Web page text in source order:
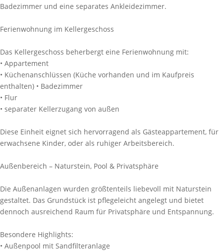
Badezimmer und eine separates Ankleidezimmer.
Ferienwohnung im Kellergeschoss
Das Kellergeschoss beherbergt eine Ferienwohnung mit:
• Appartement
• Küchenanschlüssen (Küche vorhanden und im Kaufpreis
enthalten) • Badezimmer
• Flur
• separater Kellerzugang von außen
Diese Einheit eignet sich hervorragend als Gästeappartement, für
erwachsene Kinder, oder als ruhiger Arbeitsbereich.
Außenbereich – Naturstein, Pool & Privatsphäre
Die Außenanlagen wurden größtenteils liebevoll mit Naturstein
gestaltet. Das Grundstück ist pflegeleicht angelegt und bietet
dennoch ausreichend Raum für Privatsphäre und Entspannung.
Besondere Highlights:
• Außenpool mit Sandfilteranlage